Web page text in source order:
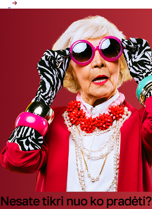
Nesate tikri nuo ko pradėti?